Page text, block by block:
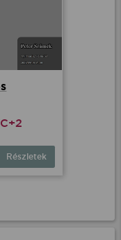
Részletek